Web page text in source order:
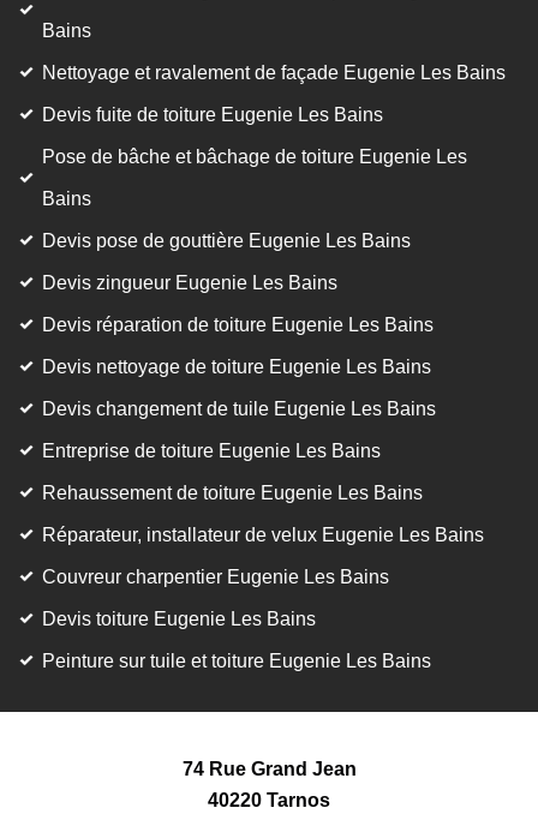
Bains
Nettoyage et ravalement de façade Eugenie Les Bains
Devis fuite de toiture Eugenie Les Bains
Pose de bâche et bâchage de toiture Eugenie Les
Bains
Devis pose de gouttière Eugenie Les Bains
Devis zingueur Eugenie Les Bains
Devis réparation de toiture Eugenie Les Bains
Devis nettoyage de toiture Eugenie Les Bains
Devis changement de tuile Eugenie Les Bains
Entreprise de toiture Eugenie Les Bains
Rehaussement de toiture Eugenie Les Bains
Réparateur, installateur de velux Eugenie Les Bains
Couvreur charpentier Eugenie Les Bains
Devis toiture Eugenie Les Bains
Peinture sur tuile et toiture Eugenie Les Bains
74 Rue Grand Jean
40220 Tarnos